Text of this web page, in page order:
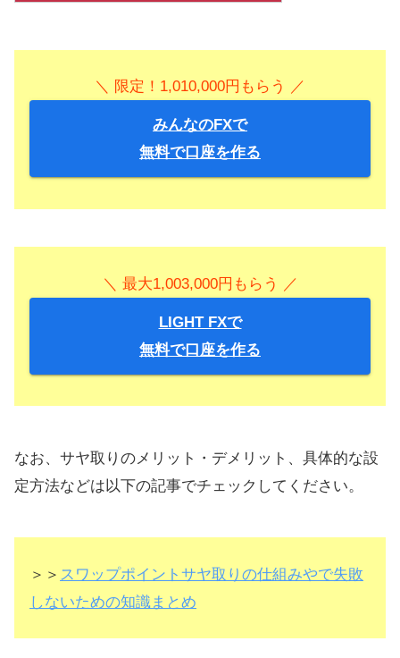
＼ 限定！1,010,000円もらう ／
みんなのFXで
無料で口座を作る
＼ 最大1,003,000円もらう ／
LIGHT FXで
無料で口座を作る
なお、サヤ取りのメリット・デメリット、具体的な設
定方法などは以下の記事でチェックしてください。
＞＞ スワップポイントサヤ取りの仕組みやで失敗
しないための知識まとめ